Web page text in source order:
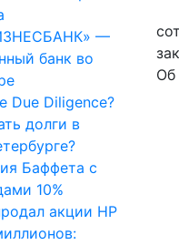
—
банк во
Due Diligence?
долги в
Баффета с
10%
акции HP
Об